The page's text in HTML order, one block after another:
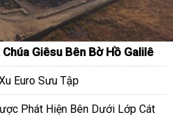
Giêsu Bên Bờ Hồ Galilê
Euro Sưu Tập
Phát Hiện Bên Dưới Lớp Cát